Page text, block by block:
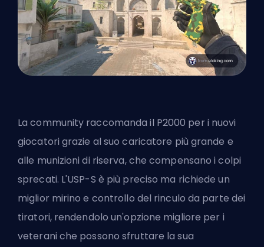
La community raccomanda il P2000 per i nuovi
giocatori grazie al suo caricatore più grande e
alle munizioni di riserva, che compensano i colpi
sprecati. L'USP-S è più preciso ma richiede un
miglior mirino e controllo del rinculo da parte dei
tiratori, rendendolo un'opzione migliore per i
veterani che possono sfruttare la sua